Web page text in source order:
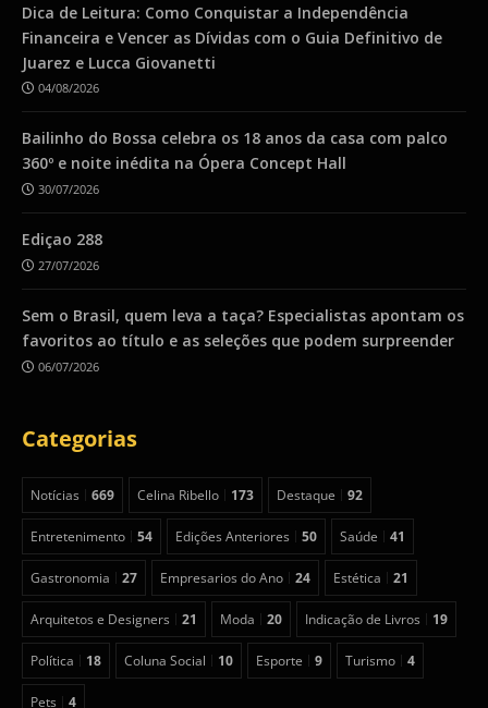
Dica de Leitura: Como Conquistar a Independência
Financeira e Vencer as Dívidas com o Guia Definitivo de
Juarez e Lucca Giovanetti
04/08/2026
Bailinho do Bossa celebra os 18 anos da casa com palco
360º e noite inédita na Ópera Concept Hall
30/07/2026
Ediçao 288
27/07/2026
Sem o Brasil, quem leva a taça? Especialistas apontam os
favoritos ao título e as seleções que podem surpreender
06/07/2026
Categorias
Notícias 669 Celina Ribello 173 Destaque 92
Entretenimento 54 Edições Anteriores 50 Saúde 41
Gastronomia 27 Empresarios do Ano 24 Estética 21
Arquitetos e Designers 21 Moda 20 Indicação de Livros 19
Política 18 Coluna Social 10 Esporte 9 Turismo 4
Pets 4